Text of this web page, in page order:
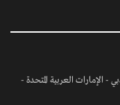
- الإمارات العربية المتحدة -